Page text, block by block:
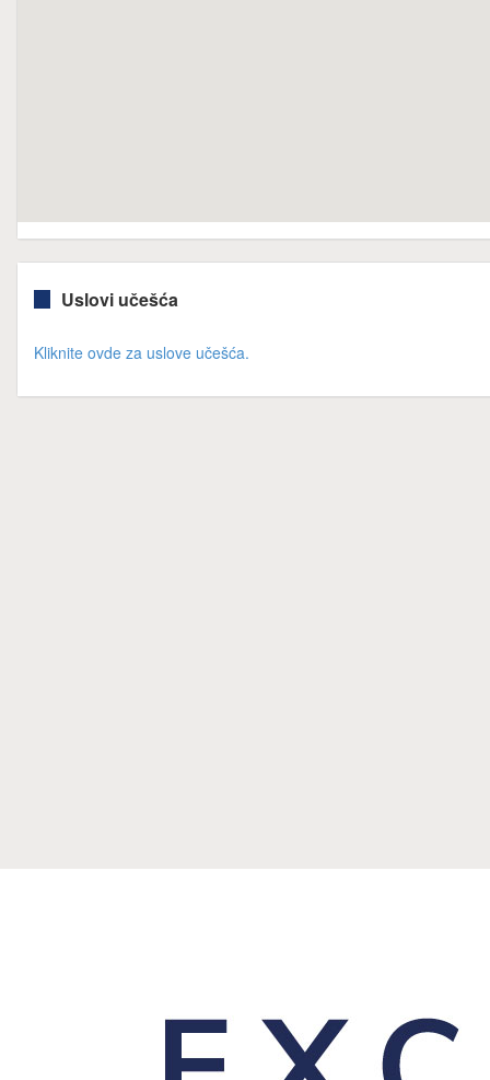
Uslovi učešća
Kliknite ovde za uslove učešća.